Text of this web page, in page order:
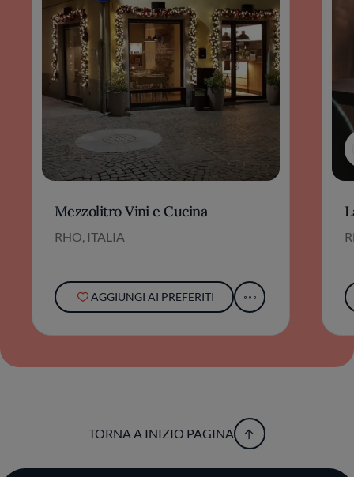
Mezzolitro Vini e Cucina
RHO, ITALIA
AGGIUNGI AI PREFERITI
TORNA A INIZIO PAGINA